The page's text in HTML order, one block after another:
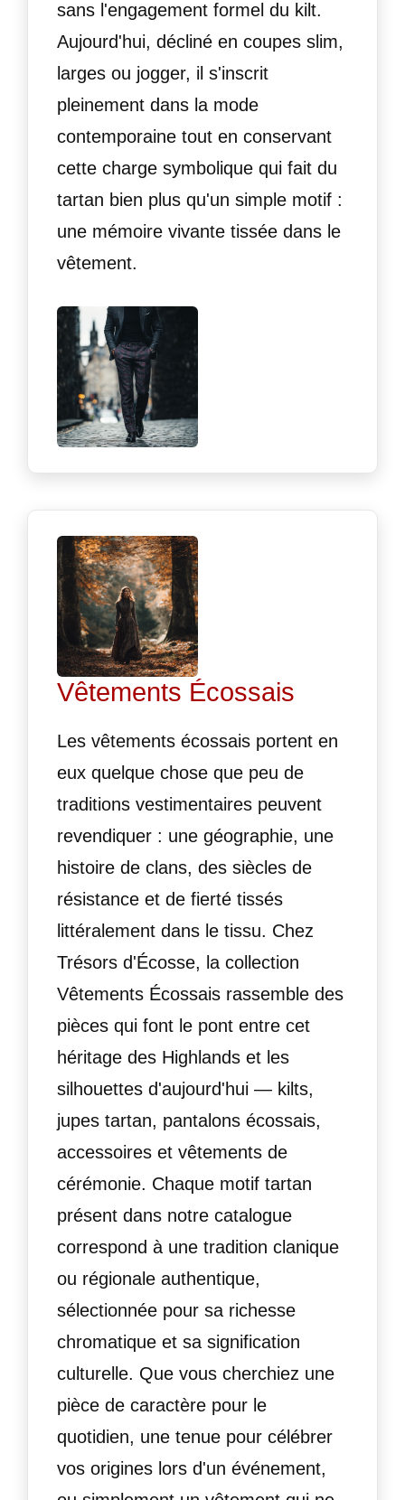
sans l'engagement formel du kilt.
Aujourd'hui, décliné en coupes slim,
larges ou jogger, il s'inscrit
pleinement dans la mode
contemporaine tout en conservant
cette charge symbolique qui fait du
tartan bien plus qu'un simple motif :
une mémoire vivante tissée dans le
vêtement.
Vêtements Écossais
Les vêtements écossais portent en
eux quelque chose que peu de
traditions vestimentaires peuvent
revendiquer : une géographie, une
histoire de clans, des siècles de
résistance et de fierté tissés
littéralement dans le tissu. Chez
Trésors d'Écosse, la collection
Vêtements Écossais rassemble des
pièces qui font le pont entre cet
héritage des Highlands et les
silhouettes d'aujourd'hui — kilts,
jupes tartan, pantalons écossais,
accessoires et vêtements de
cérémonie. Chaque motif tartan
présent dans notre catalogue
correspond à une tradition clanique
ou régionale authentique,
sélectionnée pour sa richesse
chromatique et sa signification
culturelle. Que vous cherchiez une
pièce de caractère pour le
quotidien, une tenue pour célébrer
vos origines lors d'un événement,